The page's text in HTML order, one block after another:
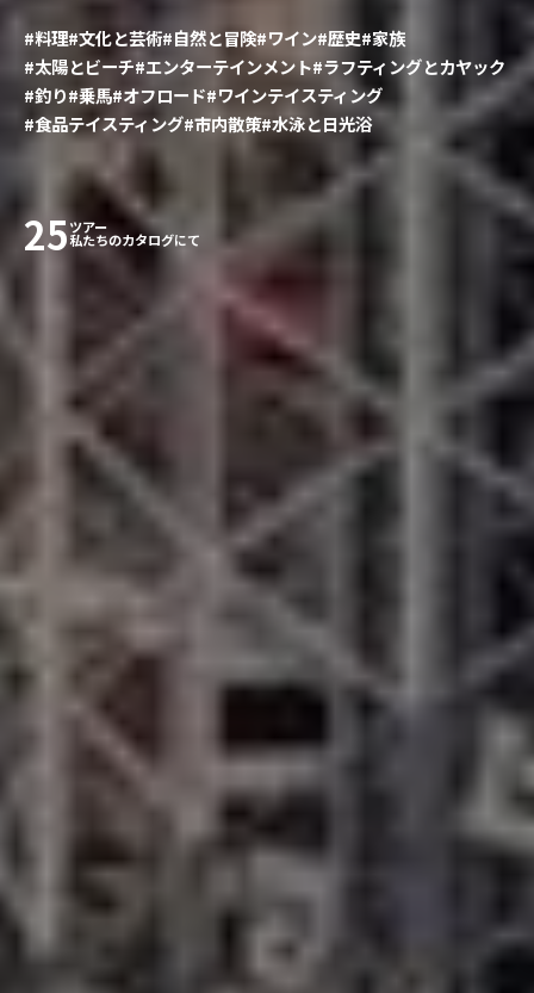
#料理#文化と芸術#自然と冒険#ワイン#歴史#家族
#太陽とビーチ#エンターテインメント#ラフティングとカヤック
#釣り#乗馬#オフロード#ワインテイスティング
#食品テイスティング#市内散策#水泳と日光浴
25ツアー
私たちのカタログにて